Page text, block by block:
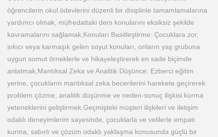
öğrencilerin okul ödevlerini düzenli bir disiplinle tamamlamalarına
yardımcı olmak, müfredattaki ders konularını eksiksiz şekilde
kavramalarını sağlamak, ​Konuları Basitleştirme: Çocuklara zor,
sıkıcı veya karmaşık gelen soyut konuları, onların yaş grubuna
uygun somut örneklerle ve hikayeleştirerek en sade biçimde
anlatmak, ​Mantıksal Zeka ve Analitik Düşünce: Ezberci eğitim
yerine, çocukların mantıksal zeka becerilerini harekete geçirerek
problem çözme, analitik düşünme ve neden-sonuç ilişkisi kurma
yeteneklerini geliştirmek. ​Geçmişteki müşteri ilişkileri ve iletişim
odaklı deneyimlerim sayesinde, çocuklarla ve velilerle empati
kurma, sabırlı ve çözüm odaklı yaklaşma konusunda güçlü bir